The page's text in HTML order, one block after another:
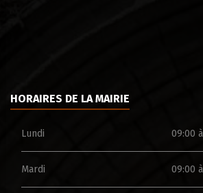
HORAIRES DE LA MAIRIE
Lundi 09:00
Mardi 09:00